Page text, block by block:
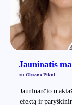
Jauninatis
su Oksana Pikul
Jauninančio
efektą ir